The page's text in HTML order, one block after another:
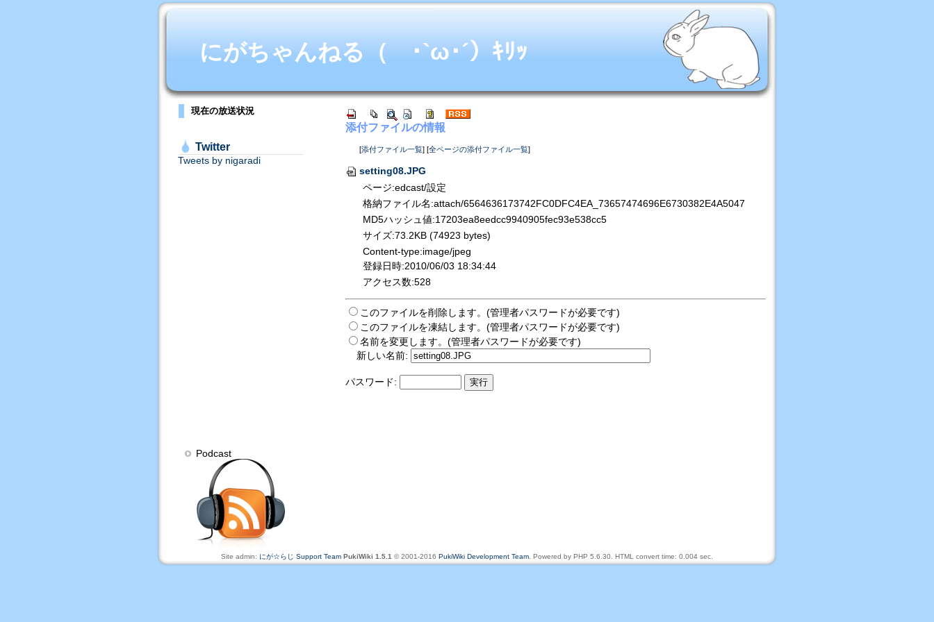
にがちゃんねる（ ･`ω･´）ｷﾘｯ
現在の放送状況
Twitter
Tweets by nigaradi
Podcast
添付ファイルの情報
[添付ファイル一覧] [全ページの添付ファイル一覧]
setting08.JPG
ページ:edcast/設定
格納ファイル名:attach/6564636173742FC0DFC4EA_73657474696E6730382E4A5047
MD5ハッシュ値:17203ea8eedcc9940905fec93e538cc5
サイズ:73.2KB (74923 bytes)
Content-type:image/jpeg
登録日時:2010/06/03 18:34:44
アクセス数:528
このファイルを削除します。(管理者パスワードが必要です)
このファイルを凍結します。(管理者パスワードが必要です)
名前を変更します。(管理者パスワードが必要です)
新しい名前:
パスワード:
Site admin: にが☆らじ Support Team PukiWiki 1.5.1 © 2001-2016 PukiWiki Development Team . Powered by PHP 5.6.30. HTML convert time: 0.004 sec.